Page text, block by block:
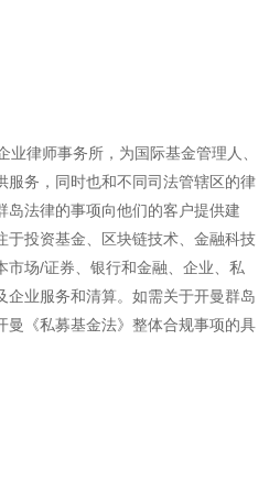
律师事务所，为国际基金管理人、
服务，同时也和不同司法管辖区的律
岛法律的事项向他们的客户提供建
于投资基金、区块链技术、金融科技
市场/证券、银行和金融、企业、私
企业服务和清算。如需关于开曼群岛
曼《私募基金法》整体合规事项的具